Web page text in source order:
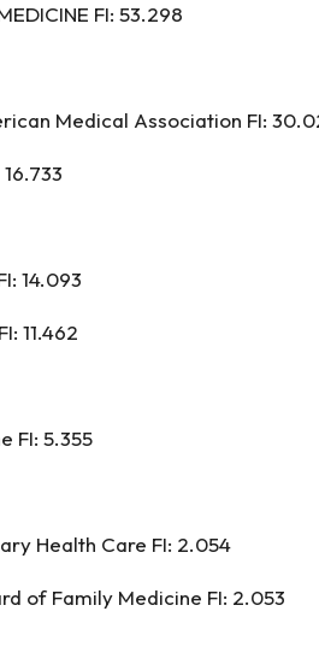
FI: 53.298
Medical Association FI:
16.733
14.093
FI: 11.462
FI: 5.355
Health Care FI: 2.054
of Family Medicine FI: 2.053